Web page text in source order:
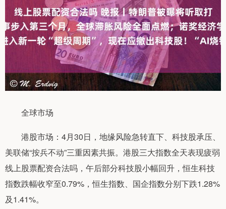
全球市场
港股市场：4月30日，地缘风险急转直下、科技股承压、
美联储“按兵不动”三重因素共振。港股三大指数全天表现疲弱
线上股票配资合法吗，午后部分科技股小幅回升，恒生科技
指数跌幅收窄至0.79%，恒生指数、国企指数分别下跌1.28%
及1.41%。